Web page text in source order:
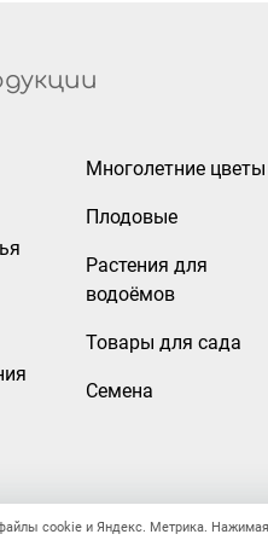
Многолетние цветы
Плодовые
Растения для
водоёмов
Товары для сада
Семена
cookie и Яндекс. Метрика.